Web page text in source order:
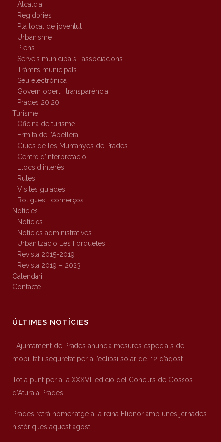
Alcaldia
Regidories
Pla local de joventut
Urbanisme
Plens
Serveis municipals i associacions
Tràmits municipals
Seu electrònica
Govern obert i transparència
Prades 20.20
Turisme
Oficina de turisme
Ermita de l’Abellera
Guies de les Muntanyes de Prades
Centre d’interpretació
Llocs d’interès
Rutes
Visites guiades
Botigues i comerços
Notícies
Notícies
Notícies administratives
Urbanització Les Forquetes
Revista 2015-2019
Revista 2019 – 2023
Calendari
Contacte
ÚLTIMES NOTÍCIES
L’Ajuntament de Prades anuncia mesures especials de
mobilitat i seguretat per a l’eclipsi solar del 12 d’agost
Tot a punt per a la XXXVII edició del Concurs de Gossos
d’Atura a Prades
Prades retrà homenatge a la reina Elionor amb unes jornades
històriques aquest agost